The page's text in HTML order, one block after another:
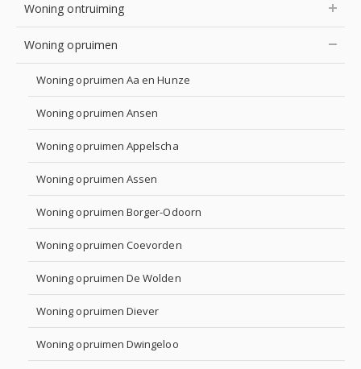
Woning ontruiming
Woning opruimen
Woning opruimen Aa en Hunze
Woning opruimen Ansen
Woning opruimen Appelscha
Woning opruimen Assen
Woning opruimen Borger-Odoorn
Woning opruimen Coevorden
Woning opruimen De Wolden
Woning opruimen Diever
Woning opruimen Dwingeloo